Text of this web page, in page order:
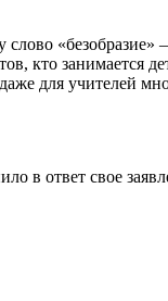
кто занимается
для учителей
в ответ свое